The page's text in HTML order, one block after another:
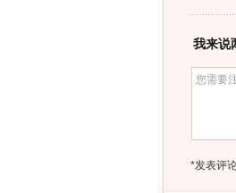
我来说
*发表评